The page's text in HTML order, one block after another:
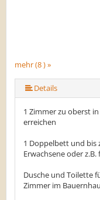
mehr (8 ) »
mehr (8 ) »
mehr (8 ) »
mehr (8 ) »
mehr (8 ) »
Details
1 Zimmer zu oberst
erreichen
1 Doppelbett und bis
Erwachsene oder
Dusche und Toilette
Zimmer im